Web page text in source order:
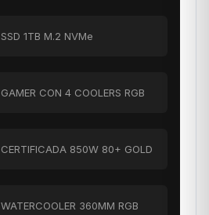
SSD 1TB M.2 NVMe
GAMER CON 4 COOLERS RGB
CERTIFICADA 850W 80+ GOLD
WATERCOOLER 360MM RGB